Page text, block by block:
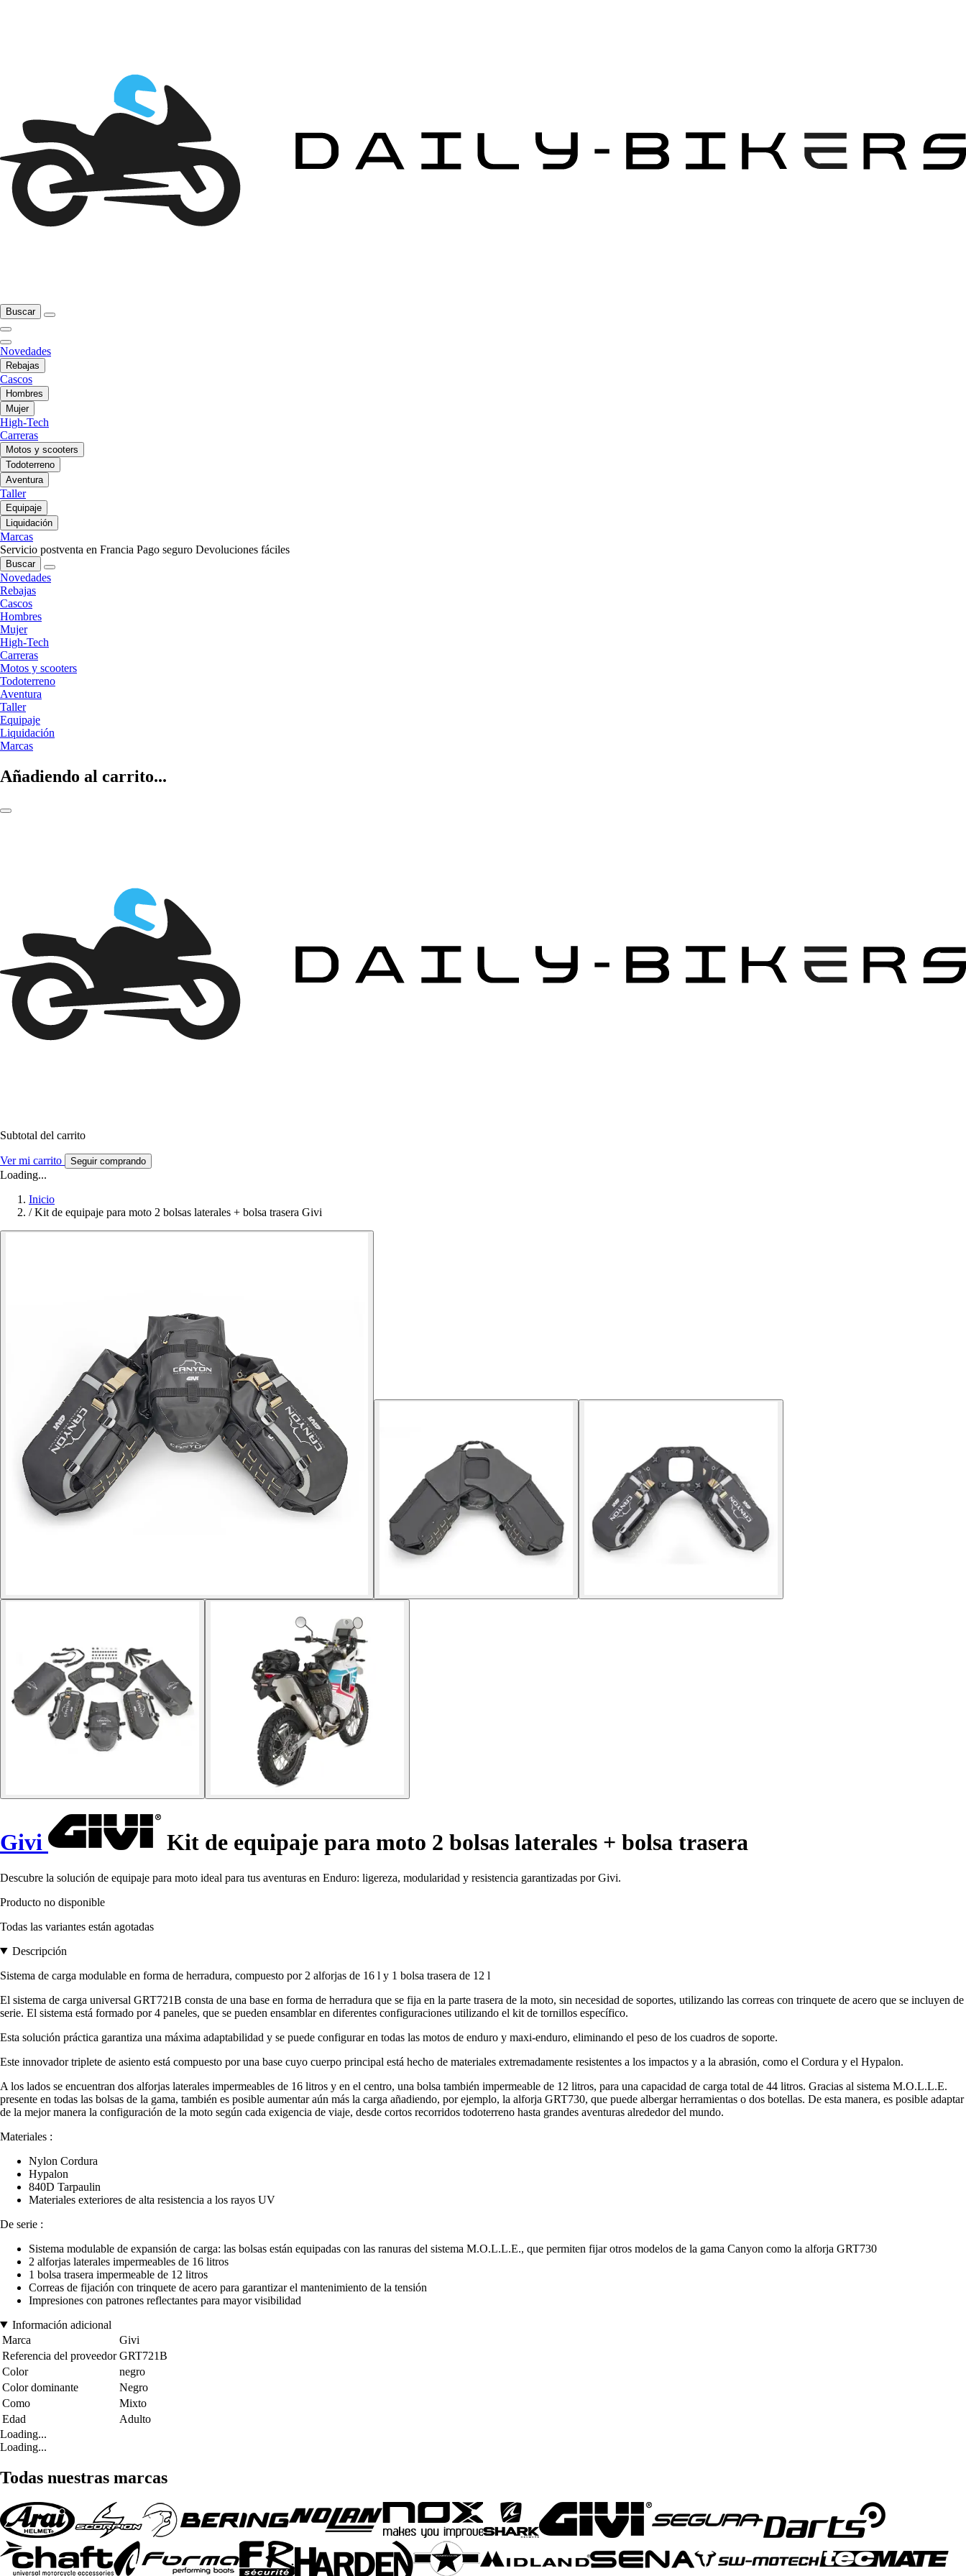
Buscar
Novedades
Rebajas
Cascos
Hombres
Mujer
High-Tech
Carreras
Motos y scooters
Todoterreno
Aventura
Taller
Equipaje
Liquidación
Marcas
Servicio postventa en Francia Pago seguro Devoluciones fáciles
Buscar
Novedades
Rebajas
Cascos
Hombres
Mujer
High-Tech
Carreras
Motos y scooters
Todoterreno
Aventura
Taller
Equipaje
Liquidación
Marcas
Añadiendo al carrito...
Subtotal del carrito
Ver mi carrito Seguir comprando
Loading...
Inicio
/ Kit de equipaje para moto 2 bolsas laterales + bolsa trasera Givi
Givi Kit de equipaje para moto 2 bolsas laterales + bolsa trasera
Descubre la solución de equipaje para moto ideal para tus aventuras en Enduro: ligereza, modularidad y resistencia garantizadas por Givi.
Producto no disponible
Todas las variantes están agotadas
Descripción
Sistema de carga modulable en forma de herradura, compuesto por 2 alforjas de 16 l y 1 bolsa trasera de 12 l
El sistema de carga universal GRT721B consta de una base en forma de herradura que se fija en la parte trasera de la moto, sin necesidad de soportes, utilizando las correas con trinquete de acero que se incluyen de
serie. El sistema está formado por 4 paneles, que se pueden ensamblar en diferentes configuraciones utilizando el kit de tornillos específico.
Esta solución práctica garantiza una máxima adaptabilidad y se puede configurar en todas las motos de enduro y maxi-enduro, eliminando el peso de los cuadros de soporte.
Este innovador triplete de asiento está compuesto por una base cuyo cuerpo principal está hecho de materiales extremadamente resistentes a los impactos y a la abrasión, como el Cordura y el Hypalon.
A los lados se encuentran dos alforjas laterales impermeables de 16 litros y en el centro, una bolsa también impermeable de 12 litros, para una capacidad de carga total de 44 litros. Gracias al sistema M.O.L.L.E.
presente en todas las bolsas de la gama, también es posible aumentar aún más la carga añadiendo, por ejemplo, la alforja GRT730, que puede albergar herramientas o dos botellas. De esta manera, es posible adaptar
de la mejor manera la configuración de la moto según cada exigencia de viaje, desde cortos recorridos todoterreno hasta grandes aventuras alrededor del mundo.
Materiales :
Nylon Cordura
Hypalon
840D Tarpaulin
Materiales exteriores de alta resistencia a los rayos UV
De serie :
Sistema modulable de expansión de carga: las bolsas están equipadas con las ranuras del sistema M.O.L.L.E., que permiten fijar otros modelos de la gama Canyon como la alforja GRT730
2 alforjas laterales impermeables de 16 litros
1 bolsa trasera impermeable de 12 litros
Correas de fijación con trinquete de acero para garantizar el mantenimiento de la tensión
Impresiones con patrones reflectantes para mayor visibilidad
Información adicional
Marca
Givi
Referencia del proveedor GRT721B
Color
negro
Color dominante
Negro
Como
Mixto
Edad
Adulto
Loading...
Loading...
Todas nuestras marcas